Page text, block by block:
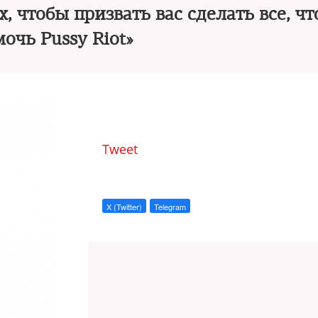
чтобы призвать вас сделать все,
Pussy Riot»
Tweet
X (Twitter) Telegram